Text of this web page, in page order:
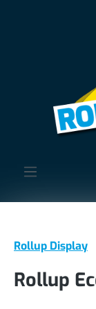
Rollup Display
Rollup